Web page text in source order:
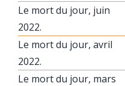
Le mort du jour, juin
2022.
Le mort du jour, avril
2022.
Le mort du jour, mars